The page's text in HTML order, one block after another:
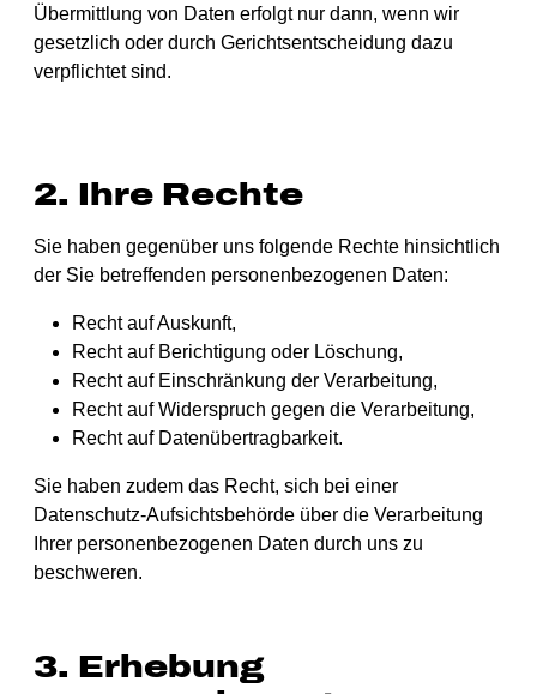
Übermittlung von Daten erfolgt nur dann, wenn wir
gesetzlich oder durch Gerichtsentscheidung dazu
verpflichtet sind.
2. Ihre Rechte
Sie haben gegenüber uns folgende Rechte hinsichtlich
der Sie betreffenden personenbezogenen Daten:
Recht auf Auskunft,
Recht auf Berichtigung oder Löschung,
Recht auf Einschränkung der Verarbeitung,
Recht auf Widerspruch gegen die Verarbeitung,
Recht auf Datenübertragbarkeit.
Sie haben zudem das Recht, sich bei einer
Datenschutz-Aufsichtsbehörde über die Verarbeitung
Ihrer personenbezogenen Daten durch uns zu
beschweren.
3. Erhebung